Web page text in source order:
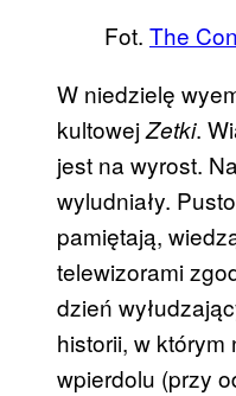
Fot. The
W niedzielę
kultowejZetki.
jest na wyrost.
wyludniały.
pamiętają,
telewizorami
dzień
historii, w którym
wpierdolu (przy